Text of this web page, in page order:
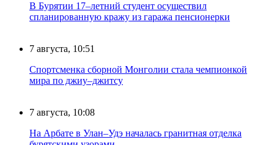
В Бурятии 17–летний студент осуществил
спланированную кражу из гаража пенсионерки
7 августа, 10:51
Спортсменка сборной Монголии стала чемпионкой
мира по джиу–джитсу
7 августа, 10:08
На Арбате в Улан–Удэ началась гранитная отделка